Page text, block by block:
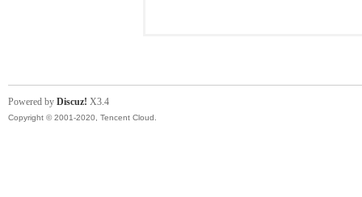
Powered by Discuz! X3.4
Copyright © 2001-2020, Tencent Cloud.